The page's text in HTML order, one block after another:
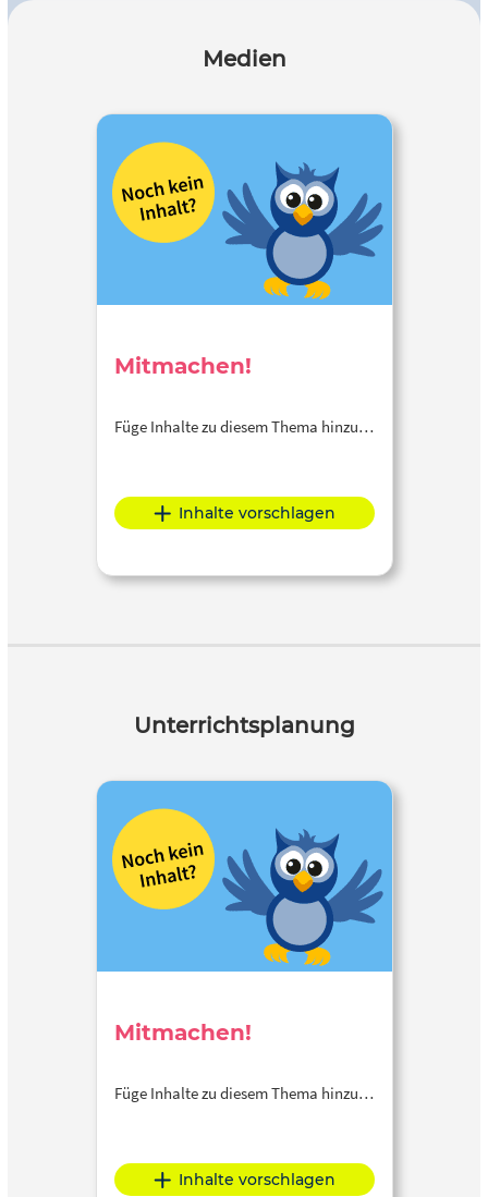
Medien
Mitmachen!
Füge Inhalte zu diesem Thema hinzu…
Inhalte vorschlagen
Unterrichtsplanung
Mitmachen!
Füge Inhalte zu diesem Thema hinzu…
Inhalte vorschlagen